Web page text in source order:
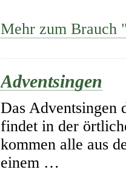
Mehr zum Brauch
Adventsingen
Das Adventsingen
findet in der
kommen alle aus
einem …